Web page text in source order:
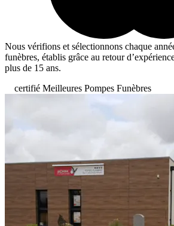
Nous vérifions et sélectionnons chaque
funèbres, établis grâce au retour
plus de 15 ans.
certifié Meilleures Pompes Funèbres